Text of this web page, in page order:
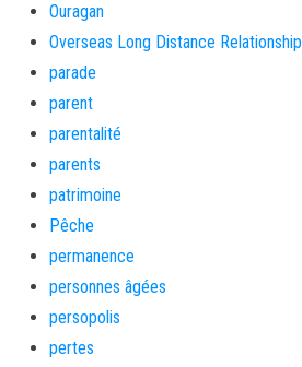
Ouragan
Overseas Long Distance Relationship
parade
parent
parentalité
parents
patrimoine
Pêche
permanence
personnes âgées
persopolis
pertes